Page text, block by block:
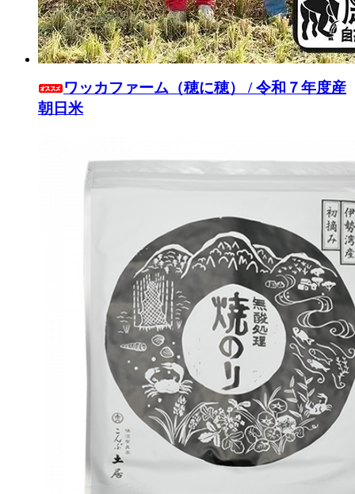
ワッカファーム（穂に穂） / 令和７年度産
朝日米